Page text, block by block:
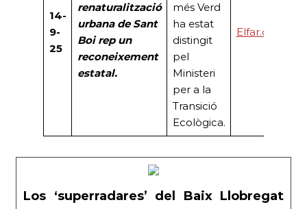
14-
9-
25
renaturalització
urbana de Sant
Boi rep un
reconeixement
estatal.
més Verd
ha estat
distingit
pel
Ministeri
per a la
Transició
Ecològica.
Elfar.cat
Los ‘superradares’ del Baix Llobregat